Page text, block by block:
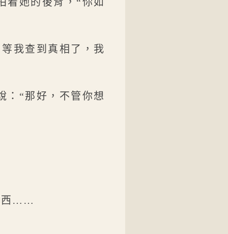
我查到真相了，我
：“那好，不管你想
西……